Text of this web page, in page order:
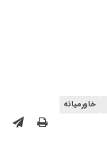
خاورمیانه